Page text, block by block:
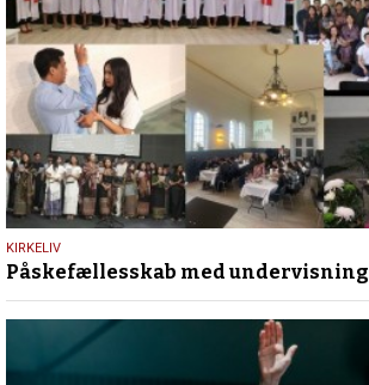
29.
april
2025
KIRKELIV
Påskefællesskab med undervisning